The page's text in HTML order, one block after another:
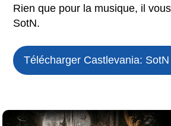
Rien que pour la musique, il
SotN.
Télécharger Castlevania: SotN